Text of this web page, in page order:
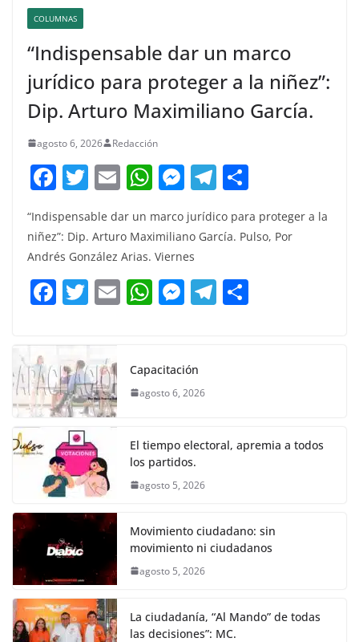
COLUMNAS
“Indispensable dar un marco
jurídico para proteger a la niñez”:
Dip. Arturo Maximiliano García.
agosto 6, 2026 Redacción
F
a
c
e
b
o
k
T
w
itt
er
E
m
ai
l
W
h
at
s
A
p
M
e
ss
e
n
g
T
el
e
a
m
m
“Indispensable dar un marco jurídico para proteger a la
niñez”: Dip. Arturo Maximiliano García. Pulso, Por
Andrés González Arias. Viernes
F
a
c
e
b
o
o
k
T
w
itt
er
E
m
W
h
s
A
p
M
e
e
n
er
T
el
Capacitación
agosto 6, 2026
El tiempo electoral, apremia a todos
los partidos.
agosto 5, 2026
Movimiento ciudadano: sin
movimiento ni ciudadanos
agosto 5, 2026
La ciudadanía, “Al Mando” de todas
las decisiones”: MC.